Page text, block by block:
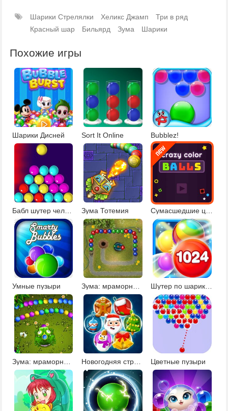
Шарики Стрелялки Хеликс Джамп
Три в ряд
Красный шар
Бильярд Зума Шарики
Похожие игры
Шарики Дисней Sort It Online Bubblez!
Бабл шутер челлендж Зума Тотемия
Умные пузыри Шутер по шарикам
Новогодняя стрелялка по шарикам Цветные пузыри